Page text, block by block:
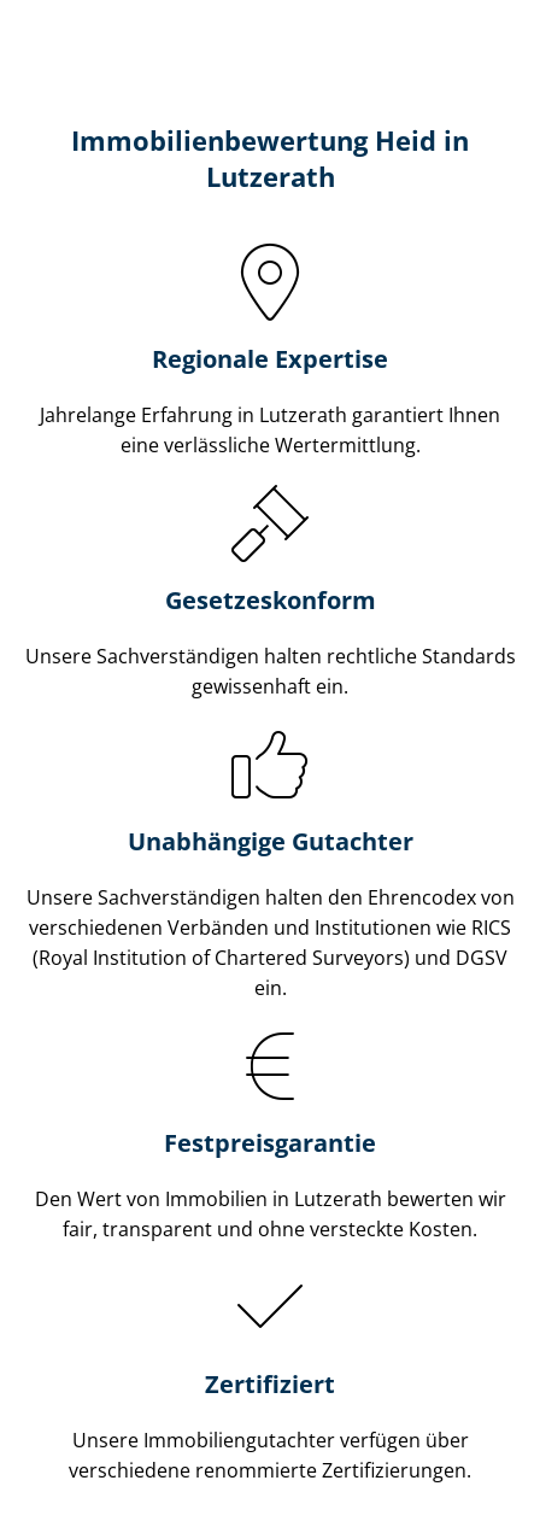
Immobilien­bewertung Heid in
Lutzerath
Regionale Expertise
Jahrelange Erfahrung in Lutzerath garantiert Ihnen
eine verlässliche Wertermittlung.
Gesetzes­konform
Unsere Sach­ver­stän­di­gen halten rechtliche Standards
gewissenhaft ein.
Unabhängige Gutachter
Unsere Sach­ver­stän­di­gen halten den Ehrencodex von
verschiedenen Verbänden und Institutionen wie RICS
(Royal Institution of Chartered Surveyors) und DGSV
ein.
Festpreis​garantie
Den Wert von Immobilien in Lutzerath bewerten wir
fair, transparent und ohne versteckte Kosten.
Zertifiziert
Unsere Immobilien­gutachter verfügen über
verschiedene renommierte Zer­ti­fi­zie­run­gen.